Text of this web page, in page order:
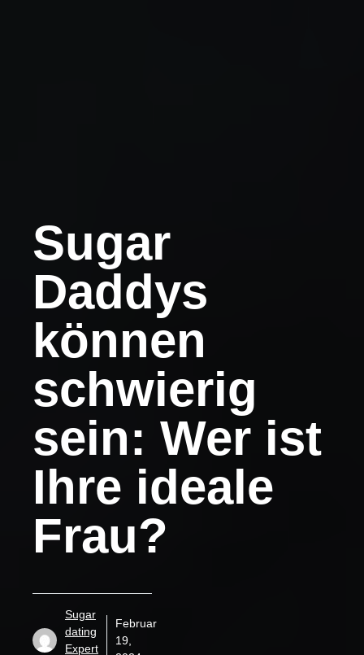
Sugar
Daddys
können
schwierig
sein: Wer ist
Ihre ideale
Frau?
Sugar
dating
Expert
Februar
19,